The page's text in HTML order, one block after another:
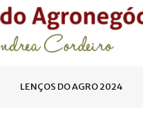
LENÇOS DO AGRO 2024